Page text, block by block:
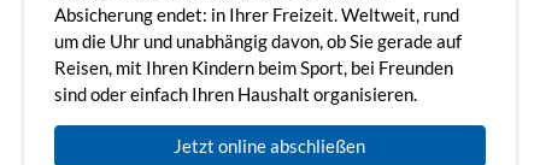
Absicherung endet: in Ihrer Freizeit. Weltweit, rund
um die Uhr und unabhängig davon, ob Sie gerade auf
Reisen, mit Ihren Kindern beim Sport, bei Freunden
sind oder einfach Ihren Haushalt organisieren.
Jetzt online abschließen